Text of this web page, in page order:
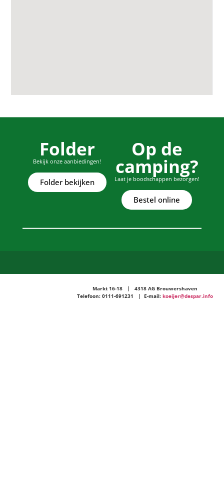
Folder
Bekijk onze aanbiedingen!
Folder bekijken
Op de
camping?
Laat je boodschappen bezorgen!
Bestel online
Markt 16-18 | 4318 AG Brouwershaven
Telefoon: 0111-691231 | E-mail: koeijer@despar.info